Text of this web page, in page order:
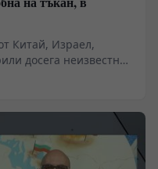
Китай, Израел,
досега неизвестна
естествено в